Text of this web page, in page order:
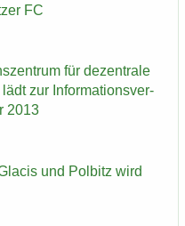
FC
für de­zen­tra­le
zur In­for­ma­ti­ons­ver­
2013
und Pol­bitz wird